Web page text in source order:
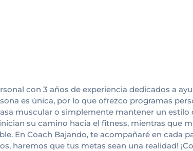
con 3 años de experiencia dedicados a
es única, por lo que ofrezco programas
muscular o simplemente mantener un estilo
su camino hacia el fitness, mientras que
En Coach Bajando, te acompañaré en cada
haremos que tus metas sean una realidad!